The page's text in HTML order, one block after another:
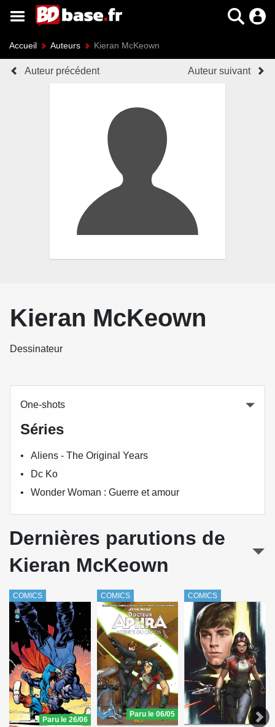
Accueil Auteurs Kieran McKeown
Auteur précédent Auteur suivant
Kieran McKeown
Dessinateur
One-shots
Séries
Aliens - The Original Years
Dc Ko
Wonder Woman : Guerre et amour
Dernières parutions de
Kieran McKeown
COMICS
Paru le 26/06
COMICS
Paru le 06/05
COMICS